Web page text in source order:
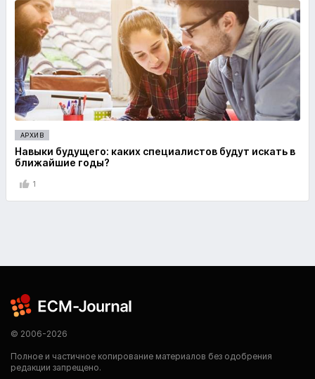
АРХИВ
Навыки будущего: каких специалистов будут искать в
ближайшие годы?
1
© 2006-2026
Полное и частичное копирование материалов без одобрения
редакции запрещено.